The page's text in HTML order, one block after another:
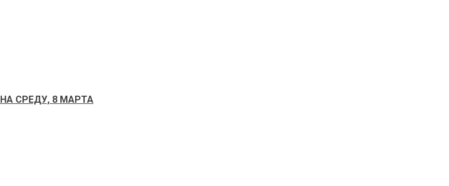
СРЕДУ, 8 МАРТА